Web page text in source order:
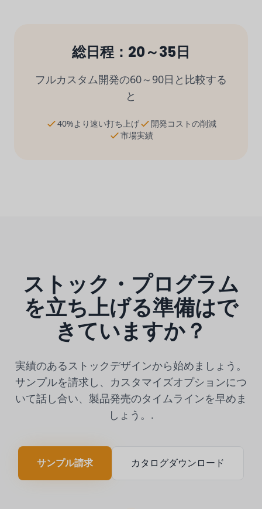
総日程：20～35日
フルカスタム開発の60～90日と比較する
と
40%より速い打ち上げ
開発コストの削減
市場実績
ストック・プログラム
を立ち上げる準備はで
きていますか？
実績のあるストックデザインから始めましょう。
サンプルを請求し、カスタマイズオプションにつ
いて話し合い、製品発売のタイムラインを早めま
しょう。.
サンプル請求 カタログダウンロード